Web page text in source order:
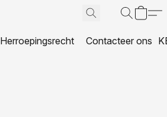
Herroepingsrecht Contacteer ons